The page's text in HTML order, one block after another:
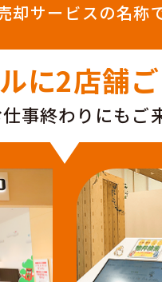
却サービスの名称
に2店舗
事終わりにもご